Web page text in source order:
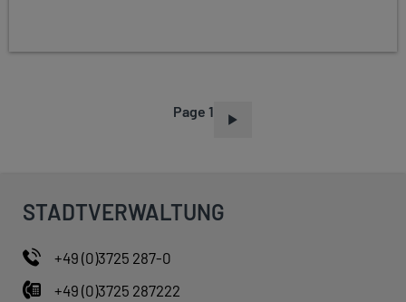
Page 1
STADTVERWALTUNG
+49 (0)3725 287-0
+49 (0)3725 287222